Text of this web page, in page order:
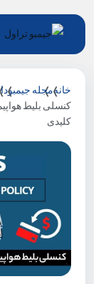
خانهمجله جیمبو
کنسلی بلیط
کلیدی